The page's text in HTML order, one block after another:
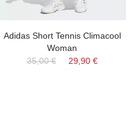
Adidas Short Tennis Climacool
Woman
35,00 €
29,90 €